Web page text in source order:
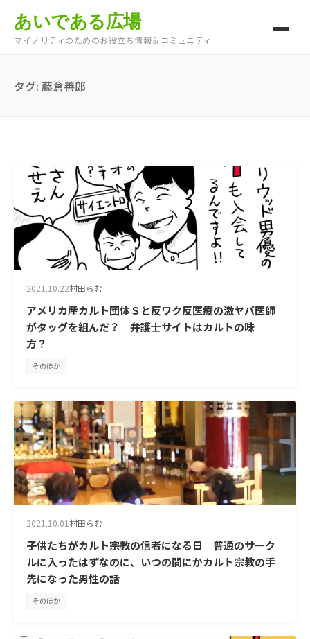
あいである広場
マイノリティのためのお役立ち情報＆コミュニティ
タグ: 藤倉善郎
2021.10.22村田らむ
アメリカ産カルト団体Ｓと反ワク反医療の激ヤバ医師
がタッグを組んだ？｜弁護士サイトはカルトの味
方？
そのほか
2021.10.01村田らむ
子供たちがカルト宗教の信者になる日｜普通のサーク
ルに入ったはずなのに、いつの間にかカルト宗教の手
先になった男性の話
そのほか